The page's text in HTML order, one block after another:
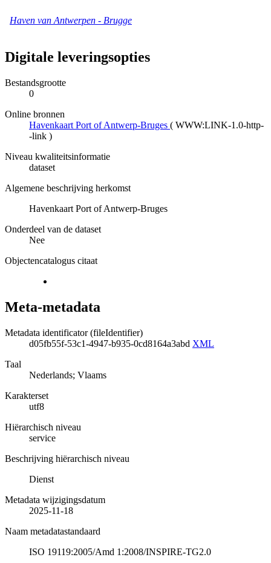
Haven van Antwerpen - Brugge
Digitale leveringsopties
Bestandsgrootte
0
Online bronnen
Havenkaart Port of Antwerp-Bruges ( WWW:LINK-1.0-http-
-link )
Niveau kwaliteitsinformatie
dataset
Algemene beschrijving herkomst
Havenkaart Port of Antwerp-Bruges
Onderdeel van de dataset
Nee
Objectencatalogus citaat
Meta-metadata
Metadata identificator (fileIdentifier)
d05fb55f-53c1-4947-b935-0cd8164a3abd XML
Taal
Nederlands; Vlaams
Karakterset
utf8
Hiërarchisch niveau
service
Beschrijving hiërarchisch niveau
Dienst
Metadata wijzigingsdatum
2025-11-18
Naam metadatastandaard
ISO 19119:2005/Amd 1:2008/INSPIRE-TG2.0